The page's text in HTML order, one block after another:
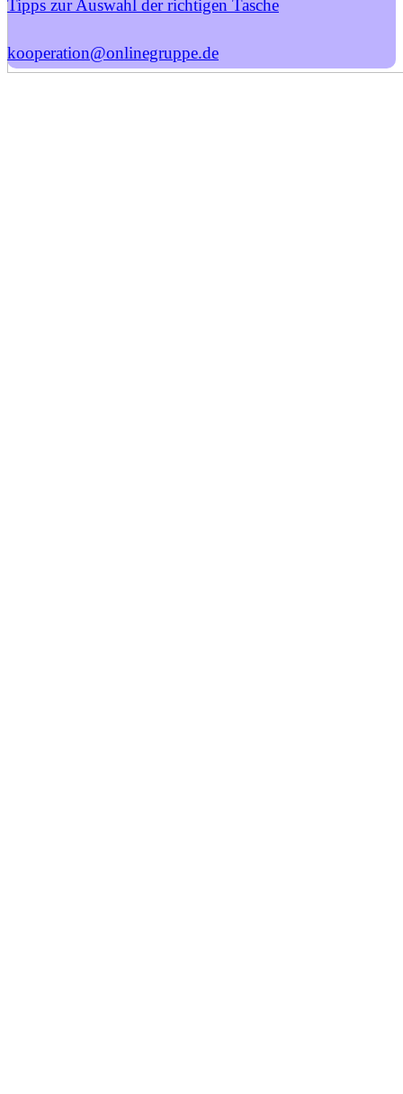
Tipps zur Auswahl der richtigen Tasche
kooperation@onlinegruppe.de